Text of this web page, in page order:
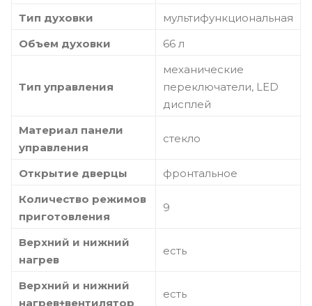
Тип духовки
мультифункциональная
Объем духовки
66 л
Тип управления
механические
переключатели, LED
дисплей
Материал панели
управления
стекло
Открытие дверцы
фронтальное
Количество режимов
приготовления
9
Верхний и нижний
нагрев
есть
Верхний и нижний
нагрев+вентилятор
есть